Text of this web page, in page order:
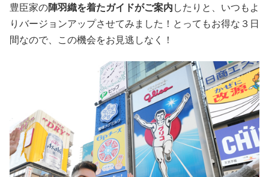
豊臣家の陣羽織を着たガイドがご案内 したりと、いつもよ
りバージョンアップさせてみました！とってもお得な３日
間なので、この機会をお見逃しなく！